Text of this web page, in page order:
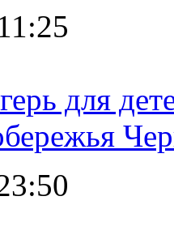
для